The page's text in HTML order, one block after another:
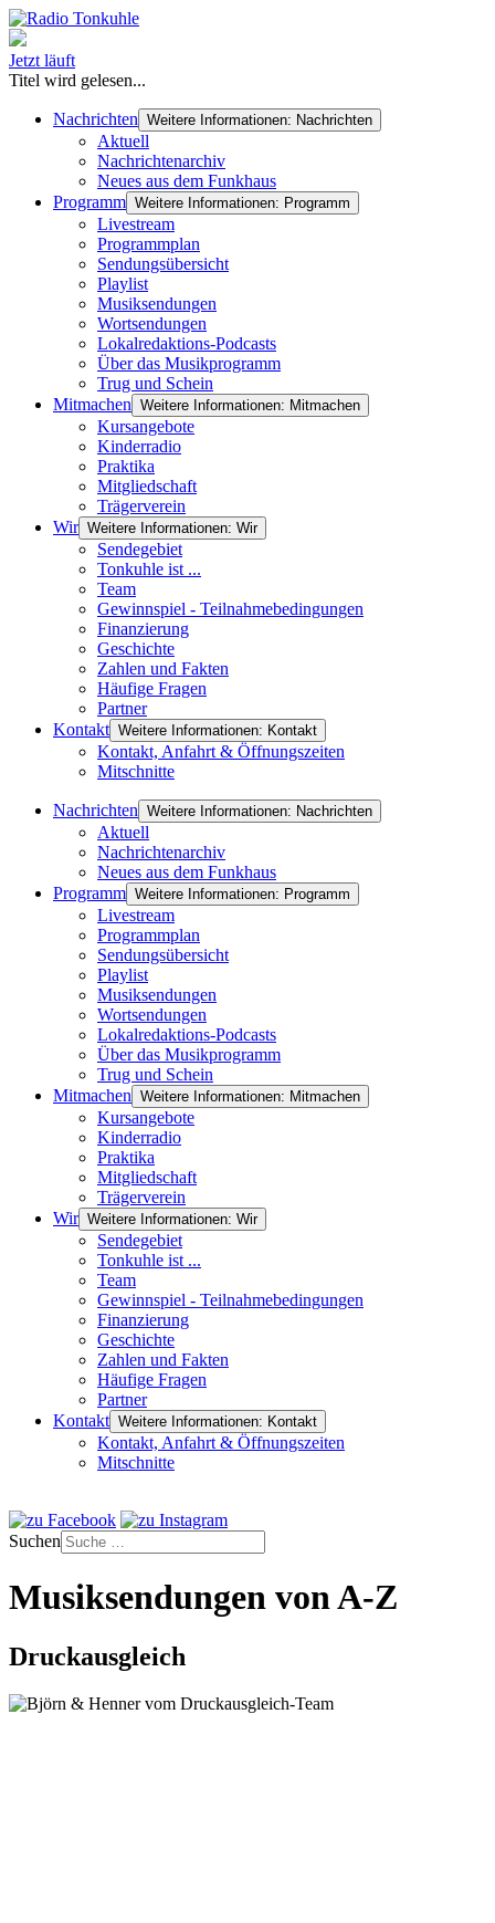
Jetzt läuft
Titel wird gelesen...
Nachrichten Weitere Informationen: Nachrichten
Aktuell
Nachrichtenarchiv
Neues aus dem Funkhaus
Programm Weitere Informationen: Programm
Livestream
Programmplan
Sendungsübersicht
Playlist
Musiksendungen
Wortsendungen
Lokalredaktions-Podcasts
Über das Musikprogramm
Trug und Schein
Mitmachen Weitere Informationen: Mitmachen
Kursangebote
Kinderradio
Praktika
Mitgliedschaft
Trägerverein
Wir Weitere Informationen: Wir
Sendegebiet
Tonkuhle ist ...
Team
Gewinnspiel - Teilnahmebedingungen
Finanzierung
Geschichte
Zahlen und Fakten
Häufige Fragen
Partner
Kontakt Weitere Informationen: Kontakt
Kontakt, Anfahrt & Öffnungszeiten
Mitschnitte
Nachrichten Weitere Informationen: Nachrichten
Aktuell
Nachrichtenarchiv
Neues aus dem Funkhaus
Programm Weitere Informationen: Programm
Livestream
Programmplan
Sendungsübersicht
Playlist
Musiksendungen
Wortsendungen
Lokalredaktions-Podcasts
Über das Musikprogramm
Trug und Schein
Mitmachen Weitere Informationen: Mitmachen
Kursangebote
Kinderradio
Praktika
Mitgliedschaft
Trägerverein
Wir Weitere Informationen: Wir
Sendegebiet
Tonkuhle ist ...
Team
Gewinnspiel - Teilnahmebedingungen
Finanzierung
Geschichte
Zahlen und Fakten
Häufige Fragen
Partner
Kontakt Weitere Informationen: Kontakt
Kontakt, Anfahrt & Öffnungszeiten
Mitschnitte
Suchen
Musiksendungen von A-Z
Druckausgleich